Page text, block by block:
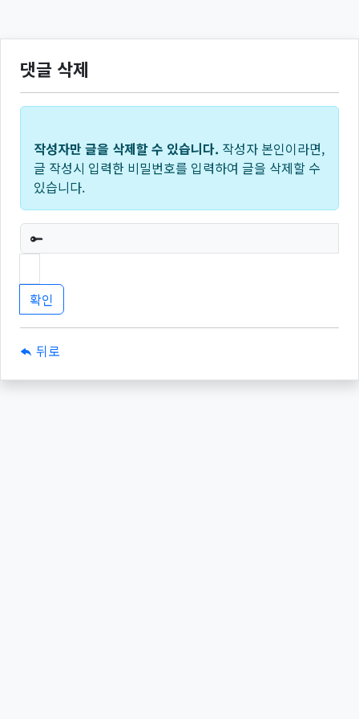
댓글 삭제
작성자만 글을 삭제할 수 있습니다. 작성자 본인이라면,
글 작성시 입력한 비밀번호를 입력하여 글을 삭제할 수
있습니다.
필수
뒤로